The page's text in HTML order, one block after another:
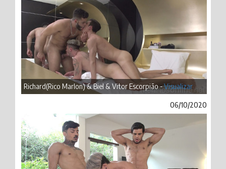
Richard(Rico Marlon) & Biel & Vitor Escorpião -Visualizar
06/10/2020